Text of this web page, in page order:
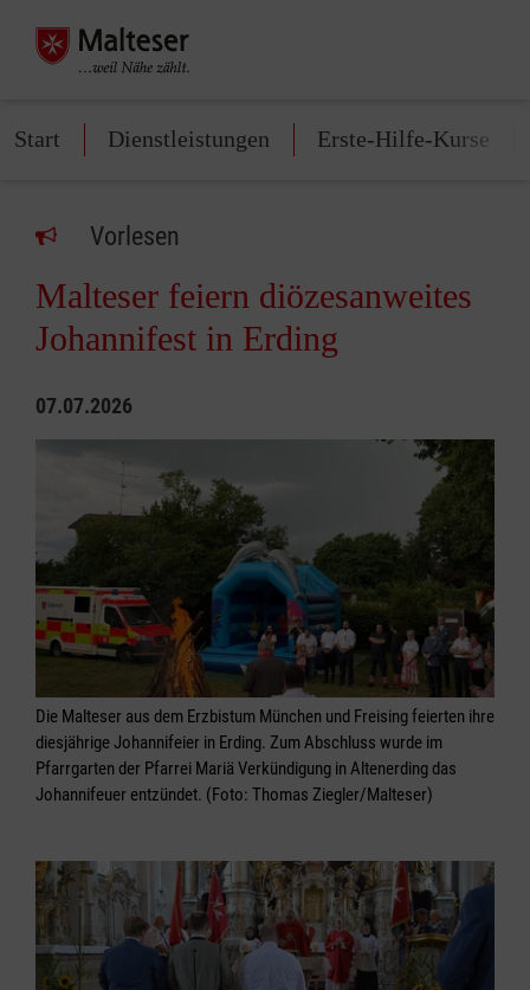
Start Dienstleistungen Erste-Hilfe-Kurse
Vorlesen
Malteser feiern diözesanweites
Johannifest in Erding
07.07.2026
Die Malteser aus dem Erzbistum München und Freising feierten ihre
diesjährige Johannifeier in Erding. Zum Abschluss wurde im
Pfarrgarten der Pfarrei Mariä Verkündigung in Altenerding das
Johannifeuer entzündet. (Foto: Thomas Ziegler/Malteser)